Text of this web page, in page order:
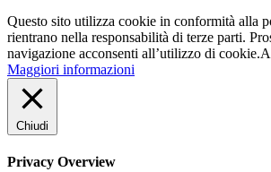
Questo sito utilizza cookie in conformità alla
rientrano nella responsabilità di terze parti.
navigazione acconsenti all’utilizzo di cookie.
Maggiori informazioni
Chiudi
Privacy Overview